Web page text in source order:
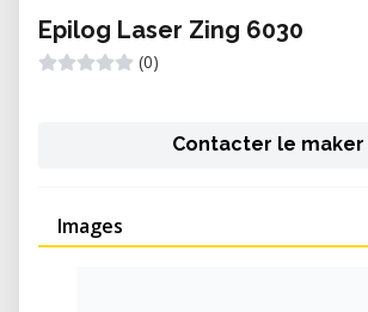
Epilog Laser Zing 6030
(0)
Contacter le maker
Images